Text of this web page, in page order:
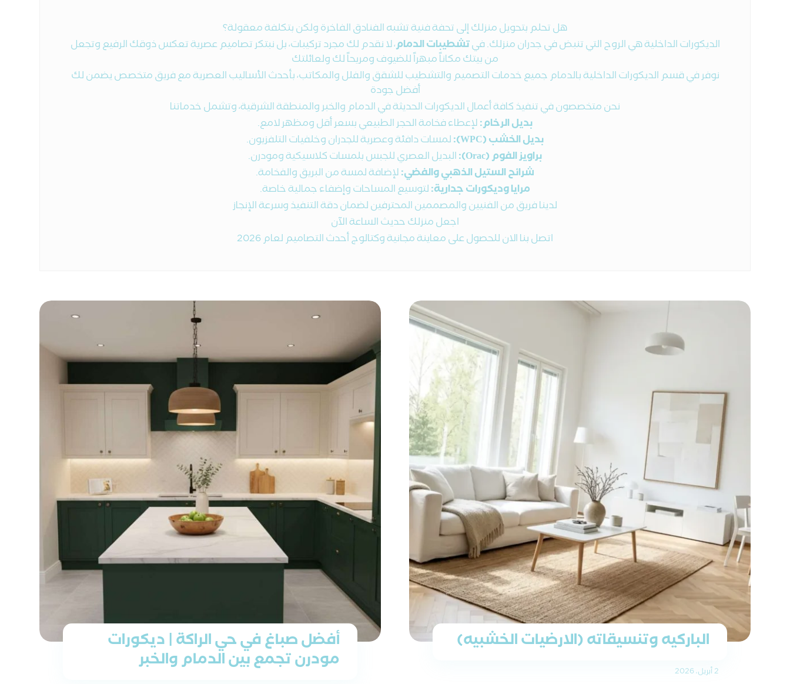
هل تحلم بتحويل منزلك إلى تحفة فنية تشبه الفنادق الفاخرة ولكن بتكلفة معقولة؟
الديكورات الداخلية هي الروح التي تنبض في جدران منزلك. فيتشطيبات الدمام، لا نقدم لك مجرد تركيبات، بل نبتكر تصاميم عصرية تعكس ذوقك الرفيع وتجعل
من بيتك مكاناً مبهراً للضيوف ومريحاً لك ولعائلتك
نوفر في قسم الديكورات الداخلية بالدمام جميع خدمات التصميم والتشطيب للشقق والفلل والمكاتب، بأحدث الأساليب العصرية مع فريق متخصص يضمن لك
أفضل جودة
نحن متخصصون في تنفيذ كافة أعمال الديكورات الحديثة في الدمام والخبر والمنطقة الشرقية، وتشمل خدماتنا
بديل الرخام:لإعطاء فخامة الحجر الطبيعي بسعر أقل ومظهر لامع.
بديل الخشب (WPC):
لمسات دافئة وعصرية للجدران وخلفيات التلفزيون.
براويز الفوم (Orac):
البديل العصري للجبس بلمسات كلاسيكية ومودرن.
شرائح الستيل الذهبي والفضي:لإضافة لمسة من البريق والفخامة.
مرايا وديكورات جدارية:لتوسيع المساحات وإضفاء جمالية خاصة.
لدينا فريق من الفنيين والمصممين المحترفين لضمان دقة التنفيذ وسرعة الإنجاز
اجعل منزلك حديث الساعة الآن
اتصل بنا الان للحصول على معاينة مجانية وكتالوج أحدث التصاميم لعام 2026
الباركيه وتنسيقاته (الارضيات الخشبيه)
2 أبريل، 2026
أفضل صباغ في حي الراكة | ديكورات
مودرن تجمع بين الدمام والخبر